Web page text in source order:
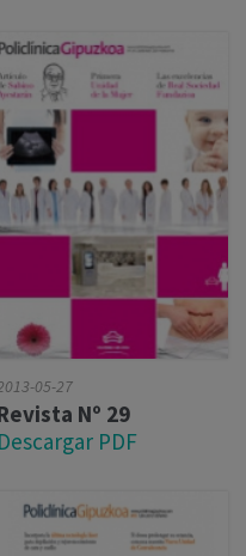
05-27
Nº 29
Descargar PDF